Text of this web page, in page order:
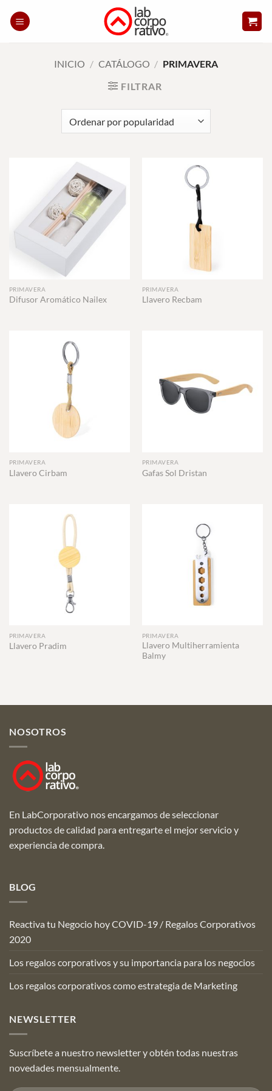
INICIO / CATÁLOGO / PRIMAVERA
FILTRAR
PRIMAVERA
Difusor Aromático Nailex
PRIMAVERA
Llavero Recbam
PRIMAVERA
Llavero Cirbam
PRIMAVERA
Gafas Sol Dristan
PRIMAVERA
Llavero Pradim
PRIMAVERA
Llavero Multiherramienta
Balmy
NOSOTROS
En LabCorporativo nos encargamos de seleccionar
productos de calidad para entregarte el mejor servicio y
experiencia de compra.
BLOG
Reactiva tu Negocio hoy COVID-19 / Regalos Corporativos
2020
Los regalos corporativos y su importancia para los negocios
Los regalos corporativos como estrategia de Marketing
NEWSLETTER
Suscríbete a nuestro newsletter y obtén todas nuestras
novedades mensualmente.